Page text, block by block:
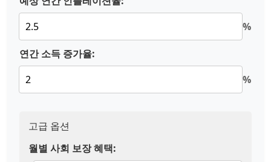
%
연간 소득 증가율:
%
고급 옵션
월별 사회 보장 혜택: